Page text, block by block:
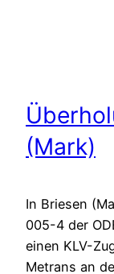
(Mark)
In Briesen
005-4 der
einen KLV-
Metrans an